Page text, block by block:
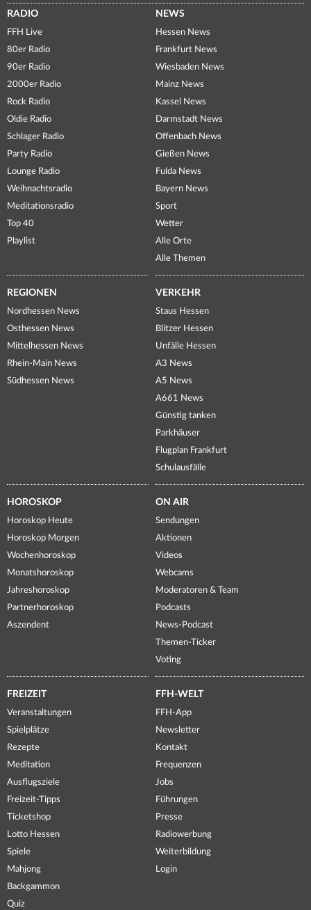
RADIO
FFH Live
80er Radio
90er Radio
2000er Radio
Rock Radio
Oldie Radio
Schlager Radio
Party Radio
Lounge Radio
Weihnachtsradio
Meditationsradio
Top 40
Playlist
NEWS
Hessen News
Frankfurt News
Wiesbaden News
Mainz News
Kassel News
Darmstadt News
Offenbach News
Gießen News
Fulda News
Bayern News
Sport
Wetter
Alle Orte
Alle Themen
REGIONEN
Nordhessen News
Osthessen News
Mittelhessen News
Rhein-Main News
Südhessen News
VERKEHR
Staus Hessen
Blitzer Hessen
Unfälle Hessen
A3 News
A5 News
A661 News
Günstig tanken
Parkhäuser
Flugplan Frankfurt
Schulausfälle
HOROSKOP
Horoskop Heute
Horoskop Morgen
Wochenhoroskop
Monatshoroskop
Jahreshoroskop
Partnerhoroskop
Aszendent
ON AIR
Sendungen
Aktionen
Videos
Webcams
Moderatoren & Team
Podcasts
News-Podcast
Themen-Ticker
Voting
FREIZEIT
Veranstaltungen
Spielplätze
Rezepte
Meditation
Ausflugsziele
Freizeit-Tipps
Ticketshop
Lotto Hessen
Spiele
Mahjong
Backgammon
Quiz
FFH-WELT
FFH-App
Newsletter
Kontakt
Frequenzen
Jobs
Führungen
Presse
Radiowerbung
Weiterbildung
Login